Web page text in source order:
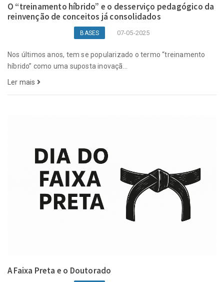
O “treinamento híbrido” e o desserviço pedagógico da
reinvenção de conceitos já consolidados
BASES 07-05-2025
Nos últimos anos, tem se popularizado o termo “treinamento
híbrido” como uma suposta inovaçã...
Ler mais
A Faixa Preta e o Doutorado